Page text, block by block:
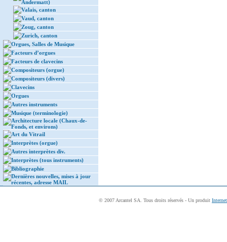
Andermatt)
Valais, canton
Vaud, canton
Zoug, canton
Zurich, canton
Orgues, Salles de Musique
Facteurs d’orgues
Facteurs de clavecins
Compositeurs (orgue)
Compositeurs (divers)
Clavecins
Orgues
Autres instruments
Musique (terminologie)
Architecture locale (Chaux-de-
Fonds, et environs)
Art du Vitrail
Interprètes (orgue)
Autres interprètes div.
Interprètes (tous instruments)
Bibliographie
Dernières nouvelles, mises à jour
récentes, adresse MAIL
© 2007 Arcantel SA. Tous droits réservés - Un produit